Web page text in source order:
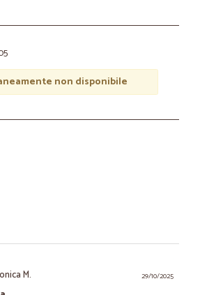
non disponibile
29/10/2025
M.